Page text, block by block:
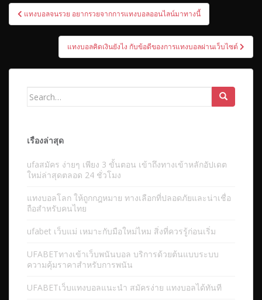
เมนู
นำทาง
แทงบอลจนรวย อยากรวยจากการแทงบอลออนไลน์มาทางนี้
แทงบอลคิดเงินยังไง กับข้อดีของการแทงบอลผ่านเว็บไซต์
Search
เรื่องล่าสุด
ufaสมัคร ง่ายๆ เพียง 3 ขั้นตอน เข้าถึงทางเข้าหลักอัปเดต
ใหม่ล่าสุดตลอด 24 ชั่วโมง
แทงบอลโลก ให้ถูกกฎหมาย ทางเลือกที่ปลอดภัยและน่าเชื่อ
ถือสำหรับคนไทย
ufabet เว็บแม่ เหมาะกับมือใหม่ไหม สิ่งที่ควรรู้ก่อนเริ่ม
UFABETทางเข้าเว็บพนันบอล บริการด้วยต้นแบบระบบ
ความคุ้มราคาสำหรับการพนัน
UFABETเว็บแทงบอลแนะนำ สมัครง่าย แทงบอลได้ทันที